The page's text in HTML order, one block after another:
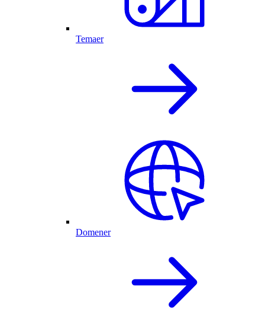
Temaer
Domener